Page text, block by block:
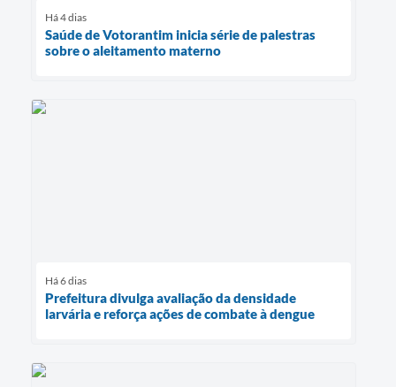
Há 4 dias
Saúde de Votorantim inicia série de palestras
sobre o aleitamento materno
Há 6 dias
Prefeitura divulga avaliação da densidade
larvária e reforça ações de combate à dengue